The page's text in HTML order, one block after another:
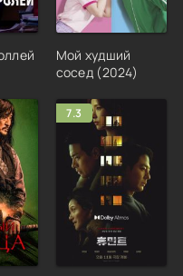
Мой худший
сосед (2024)
7.3